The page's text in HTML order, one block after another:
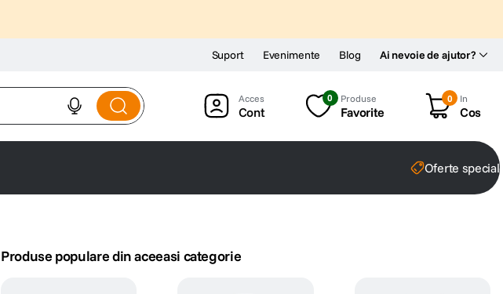
Ai nevoie de ajutor?
Suport Evenimente Blog
Cont
0 Produse
Favorite
0 In
Cos
Oferte
Produse populare din aceeasi categorie